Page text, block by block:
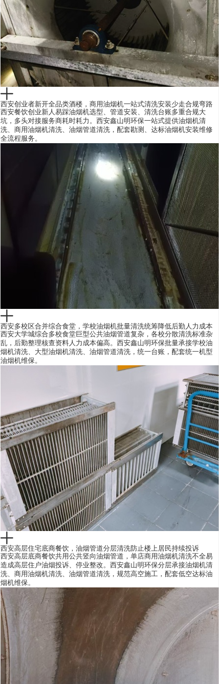
西安创业者新开全品类酒楼，商用油烟机一站式清洗安装少走合规弯路
西安餐饮创业新人易踩油烟机选型、管道安装、清洗台账多重合规大
坑，多头对接服务商耗时耗力。西安鑫山明环保一站式提供油烟机清
洗、商用油烟机清洗、油烟管道清洗，配套勘测、达标油烟机安装维修
全流程服务。
西安多校区合并综合食堂，学校油烟机批量清洗统筹降低后勤人力成本
西安大学城综合多校食堂巨型公共油烟管道复杂，各校分散清洗标准杂
乱，后勤整理核查资料人力成本偏高。西安鑫山明环保批量承接学校油
烟机清洗、大型油烟机清洗、油烟管道清洗，统一台账，配套统一机型
油烟机维保。
西安高层住宅底商餐饮，油烟管道分层清洗防止楼上居民持续投诉
西安高层底商餐饮共用公共竖向油烟管道，单店商用油烟机清洗不全易
造成高层住户油烟投诉、停业整改。西安鑫山明环保分层承接油烟机清
洗、商用油烟机清洗、油烟管道清洗，规范高空施工，配套低空达标油
烟机维保。